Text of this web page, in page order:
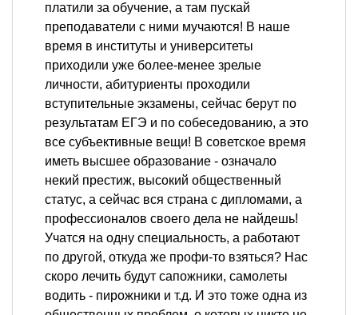
платили за обучение, а там пускай
преподаватели с ними мучаются! В наше
время в институты и университеты
приходили уже более-менее зрелые
личности, абитуриенты проходили
вступительные экзамены, сейчас берут по
результатам ЕГЭ и по собеседованию, а это
все субъективные вещи! В советское время
иметь высшее образование - означало
некий престиж, высокий общественный
статус, а сейчас вся страна с дипломами, а
профессионалов своего дела не найдешь!
Учатся на одну специальность, а работают
по другой, откуда же профи-то взяться? Нас
скоро лечить будут сапожники, самолеты
водить - пирожники и т.д. И это тоже одна из